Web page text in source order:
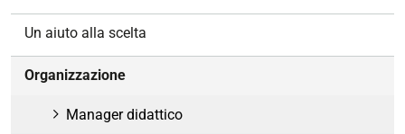
Un aiuto alla scelta
Organizzazione
Manager didattico